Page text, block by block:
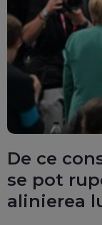
De ce
se pot
alinierea